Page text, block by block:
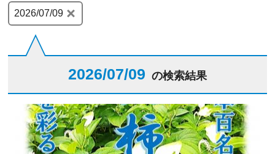
2026/07/09
2026/07/09 の検索結果